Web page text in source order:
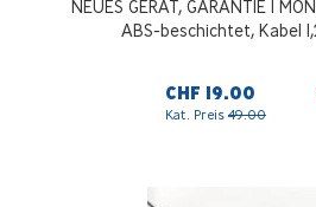
NEUES GERAT, GARANTIE 1
ABS-beschichtet, Kabel
CHF 19.00
Kat. Preis49.00